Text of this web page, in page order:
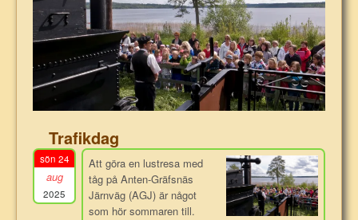
Trafikdag
sön 24
aug
2025
Att göra en lustresa med
tåg på Anten-Gräfsnäs
Järnväg (AGJ) är något
som hör sommaren till.